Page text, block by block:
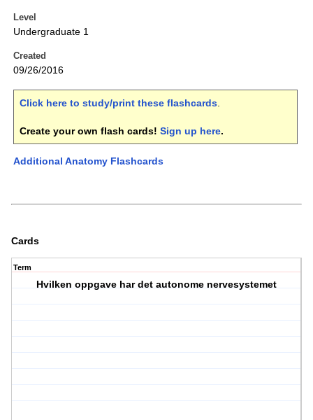
Level
Undergraduate 1
Created
09/26/2016
Click here to study/print these flashcards.
Create your own flash cards! Sign up here.
Additional Anatomy Flashcards
Cards
Term
Hvilken oppgave har det autonome nervesystemet